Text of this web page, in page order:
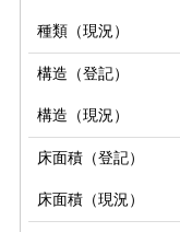
種類（現況）
構造（登記）
構造（現況）
床面積（登記）
床面積（現況）